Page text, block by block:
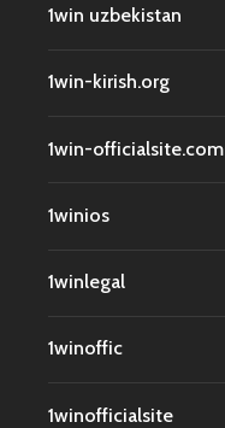
1win uzbekistan
1win-kirish.org
1win-officialsite.com
1winios
1winlegal
1winoffic
1winofficialsite